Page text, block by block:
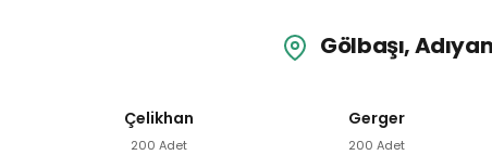
Gölbaşı,
Çelikhan
200 Adet
Gerger
200 Adet